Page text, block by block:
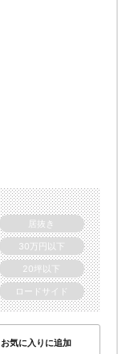
居抜き
30万円以下
20坪以下
ロードサイド
お気に入りに追加